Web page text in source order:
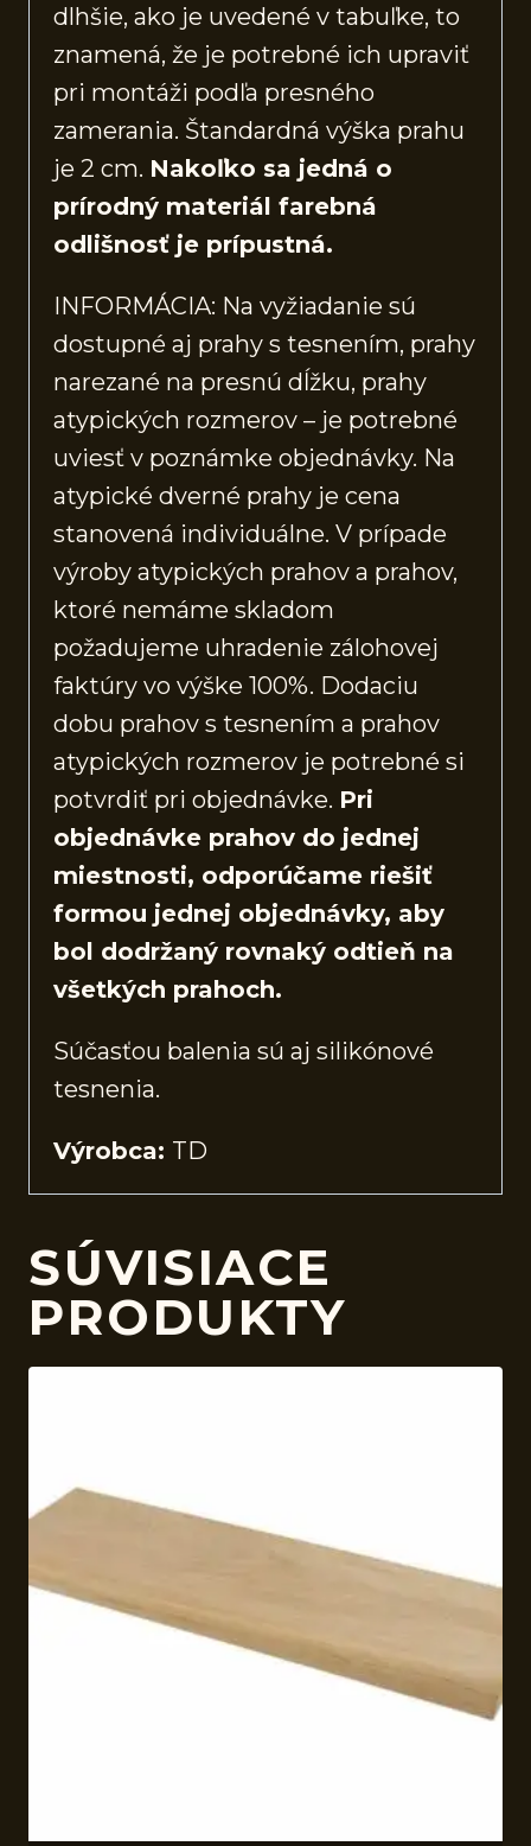
dlhšie, ako je uvedené v tabuľke, to
znamená, že je potrebné ich upraviť
pri montáži podľa presného
zamerania. Štandardná výška prahu
je 2 cm. Nakoľko sa jedná o
prírodný materiál farebná
odlišnosť je prípustná.
INFORMÁCIA: Na vyžiadanie sú
dostupné aj prahy s tesnením, prahy
narezané na presnú dĺžku, prahy
atypických rozmerov – je potrebné
uviesť v poznámke objednávky. Na
atypické dverné prahy je cena
stanovená individuálne. V prípade
výroby atypických prahov a prahov,
ktoré nemáme skladom
požadujeme uhradenie zálohovej
faktúry vo výške 100%. Dodaciu
dobu prahov s tesnením a prahov
atypických rozmerov je potrebné si
potvrdiť pri objednávke. Pri
objednávke prahov do jednej
miestnosti, odporúčame riešiť
formou jednej objednávky, aby
bol dodržaný rovnaký odtieň na
všetkých prahoch.
Súčasťou balenia sú aj silikónové
tesnenia.
Výrobca: TD
SÚVISIACE
PRODUKTY